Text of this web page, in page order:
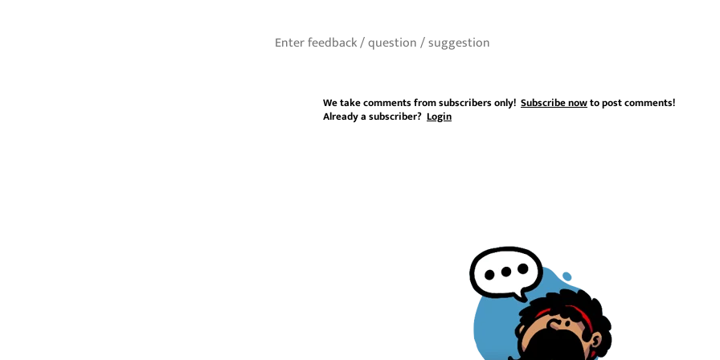
We take comments from subscribers only! Subscribe nowto post comments!
Already a subscriber? Login